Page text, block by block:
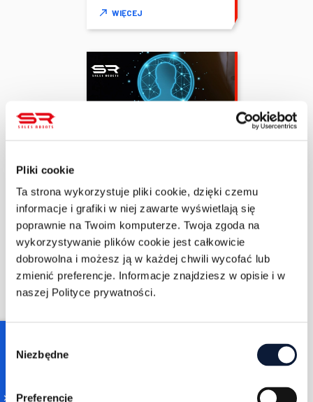
Pliki cookie
Ta strona wykorzystuje pliki cookie, dzięki czemu
informacje i grafiki w niej zawarte wyświetlają się
poprawnie na Twoim komputerze. Twoja zgoda na
wykorzystywanie plików cookie jest całkowicie
dobrowolna i możesz ją w każdej chwili wycofać lub
zmienić preferencje. Informacje znajdziesz w opisie i w
naszej Polityce prywatności.
Selection
Niezbędne
Preferencje
WIĘCEJ
Profilowanie danych
osobowych - czym jest
i czy jest dozwolone?
WIĘCEJ